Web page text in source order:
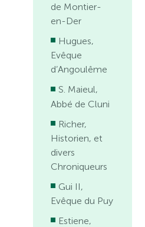
de Montier-
en-Der
Hugues,
Evêque
d’Angoulême
S. Maieul,
Abbé de Cluni
Richer,
Historien, et
divers
Chroniqueurs
Gui II,
Evêque du Puy
Estiene,